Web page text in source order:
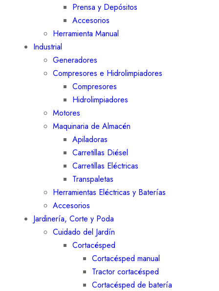
Prensa y Depósitos
Accesorios
Herramienta Manual
Industrial
Generadores
Compresores e Hidrolimpiadores
Compresores
Hidrolimpiadores
Motores
Maquinaria de Almacén
Apiladoras
Carretillas Diésel
Carretillas Eléctricas
Transpaletas
Herramientas Eléctricas y Baterías
Accesorios
Jardinería, Corte y Poda
Cuidado del Jardín
Cortacésped
Cortacésped manual
Tractor cortacésped
Cortacésped de batería